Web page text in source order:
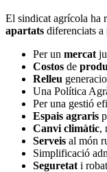
El sindicat agrícola ha
apartats diferenciats
Per un mercat
Costos de
Relleu
Una Política
Per una gestió
Espais agraris
Canvi climàtic,
Serveis al món
Simplificació
Seguretat i